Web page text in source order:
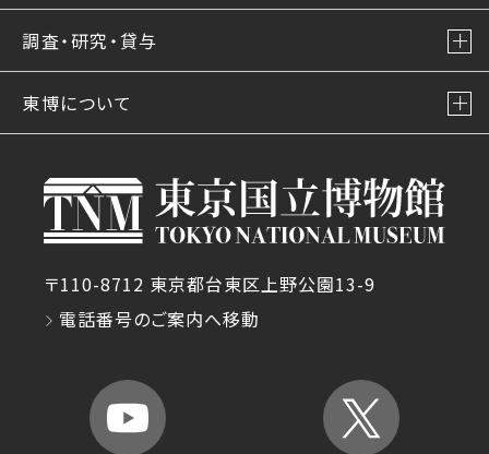
調査・研究・貸与
東博について
〒110-8712 東京都台東区上野公園13-9
電話番号のご案内へ移動